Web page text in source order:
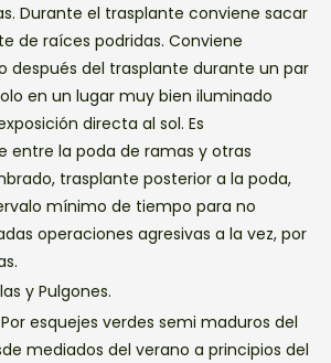
Durante el trasplante conviene sacar
de raíces podridas. Conviene
después del trasplante durante un par
en un lugar muy bien iluminado
directa al sol. Es
entre la poda de ramas y otras
trasplante posterior a la poda,
mínimo de tiempo para no
operaciones agresivas a la vez, por
y Pulgones.
Por esquejes verdes semi maduros del
mediados del verano a principios del